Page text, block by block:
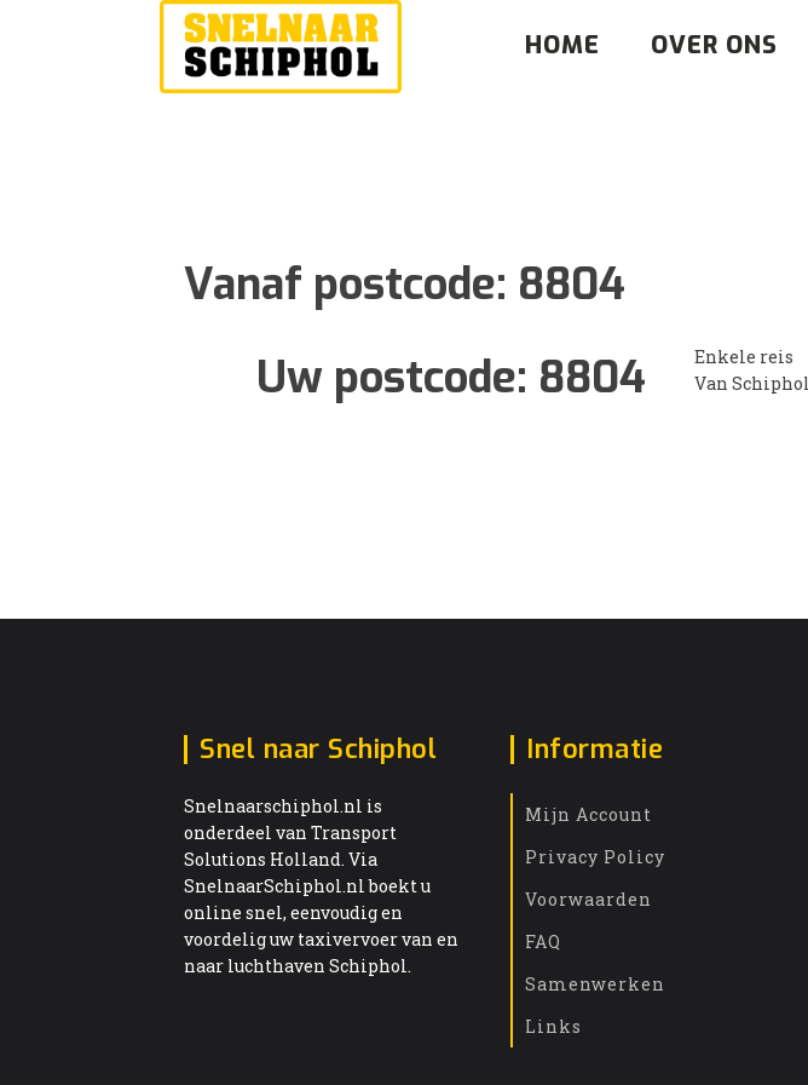
HOME OVER ONS
Vanaf postcode: 8804
Uw postcode: 8804
Enkele reis
Van Schiphol
Snel naar Schiphol
Snelnaarschiphol.nl is
onderdeel van Transport
Solutions Holland. Via
SnelnaarSchiphol.nl boekt u
online snel, eenvoudig en
voordelig uw taxivervoer van en
naar luchthaven Schiphol.
Informatie
Mijn Account
Privacy Policy
Voorwaarden
FAQ
Samenwerken
Links